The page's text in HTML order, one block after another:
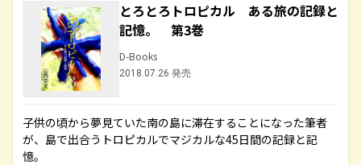
とろとろトロピカル ある旅の記録と
記憶。 第3巻
D-Books
2018.07.26 発売
子供の頃から夢見ていた南の島に滞在することになった筆者
が、島で出合うトロピカルでマジカルな45日間の記録と記
憶。